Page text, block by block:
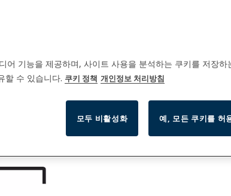
기능을 제공하며, 사이트 사용을 분석하는 쿠키를 저장하
할 수 있습니다. 쿠키 정책 개인정보 처리방침
모두 비활성화 예, 모든 쿠키를 허